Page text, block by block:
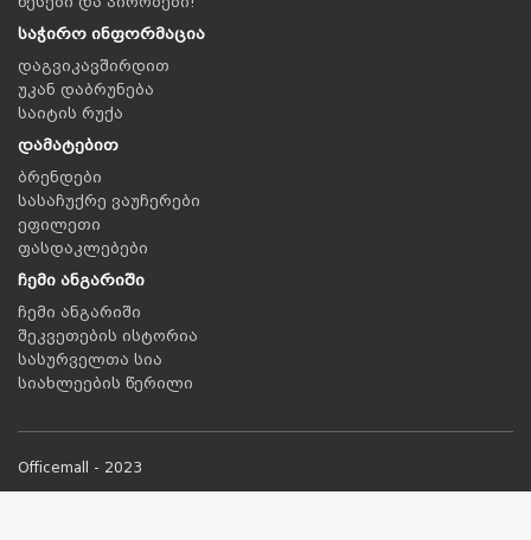
საჭირო ინფორმაცია
დაგვიკავშირდით
უკან დაბრუნება
საიტის რუქა
დამატებით
ბრენდები
სასაჩუქრე ვაუჩერები
ეფილეთი
ფასდაკლებები
ჩემი ანგარიში
ჩემი ანგარიში
შეკვეთების ისტორია
სასურველთა სია
სიახლეების წერილი
Officemall - 2023